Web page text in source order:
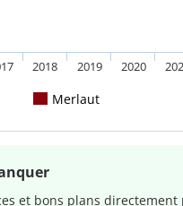
Merlaut
2018 2019 2020
et bons plans directement